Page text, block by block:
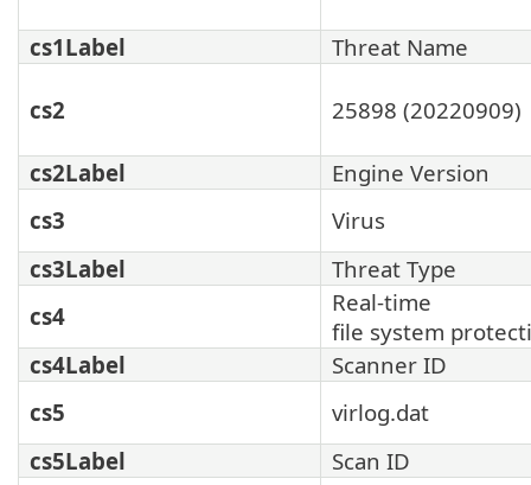
cs1Label Threat Name
cs2 25898 (20220909)
cs2Label
Engine Version
cs3
Virus
cs3Label
Threat Type
cs4
Real-time
file system
cs4Label
Scanner ID
cs5
virlog.dat
cs5Label
Scan ID